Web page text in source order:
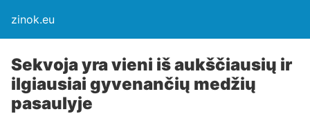
zinok.eu
Sekvoja yra vieni iš aukščiausių ir
ilgiausiai gyvenančių medžių
pasaulyje